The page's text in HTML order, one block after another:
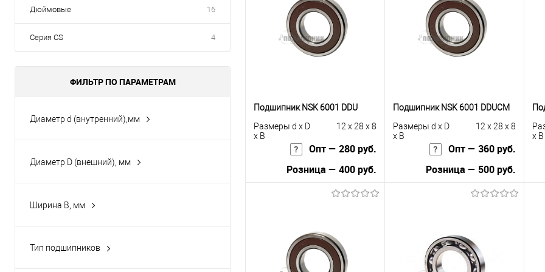
Дюймовые 16
Серия CS 4
ФИЛЬТР ПО ПАРАМЕТРАМ
Диаметр d (внутренний),мм
10
Диаметр D (внешний), мм
310
Ширина B, мм
Тип подшипников
сравнению
В избранное
В наличии
сравнению
В избранное
В наличии
Подшипник NSK 6001 DDU
Размеры d x D
x B
12 x 28 x 8
Опт — 280 руб.
Розница — 400 руб.
Купить в 1
К
сравнению
В избранное
В наличии
Подшипник NSK 6001 DDUCM
Размеры d x D
x B
12 x 28 x 8
Опт — 360 руб.
Розница — 500 руб.
Купить в 1
сравнению
В избранное
В наличии
x B